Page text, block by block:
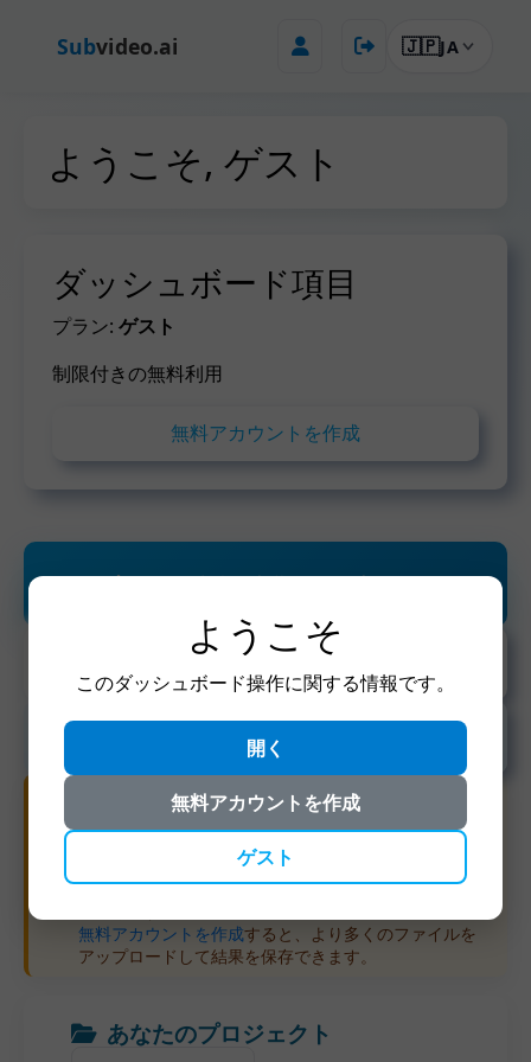
ようこそ
このダッシュボード操作に関する情報です。
開く
無料アカウントを作成
ゲスト
Subvideo.ai 🇯🇵JA
ようこそ, ゲスト
ダッシュボード項目
プラン: ゲスト
制限付きの無料利用
無料アカウントを作成
動画・音声・字幕をアップロード
YouTubeからインポートして文字起こし
字幕ツール
ダッシュボード項目
登録なしでSubvideo.aiを
1回無料アップロード
して試
ファイルはすぐに処理され、
登録ユーザー：1日最大3回アップロード（1ファイル
無料アカウントを作成すると、より多くのファイルを
アップロードして結果を保存できます。
あなたのプロジェクト